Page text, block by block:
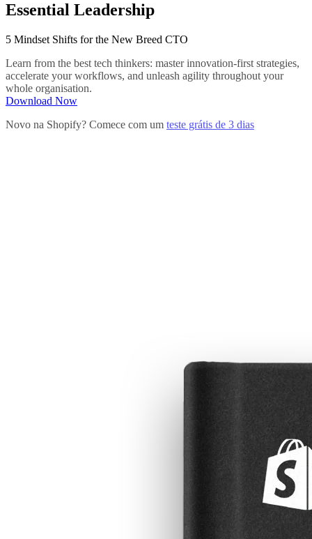
Essential Leadership
5 Mindset Shifts for the New Breed CTO
Learn from the best tech thinkers: master innovation-first strategies,
accelerate your workflows, and unleash agility throughout your
whole organisation.
Download Now
Novo na Shopify? Comece com um teste grátis de 3 dias